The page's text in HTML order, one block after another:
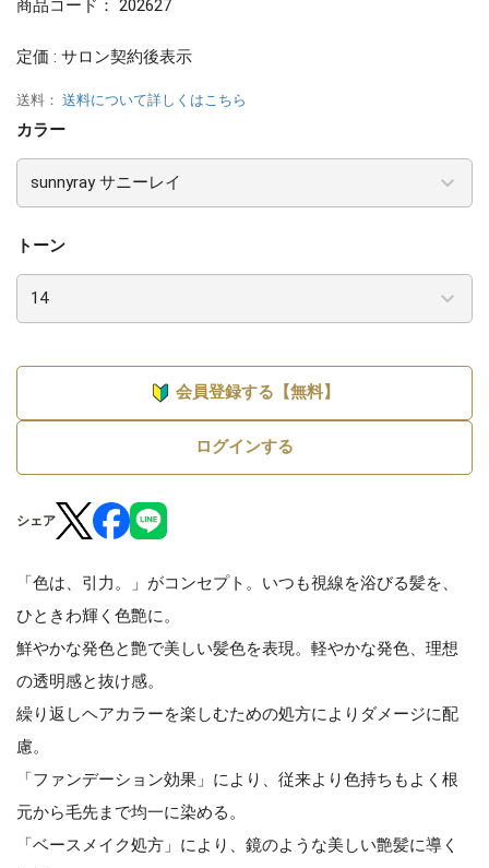
商品コード： 202627
定価 : サロン契約後表示
送料： 送料について詳しくはこちら
カラー
トーン
会員登録する【無料】
ログインする
シェア
「色は、引力。」がコンセプト。いつも視線を浴びる髪を、
ひときわ輝く色艶に。
鮮やかな発色と艶で美しい髪色を表現。軽やかな発色、理想
の透明感と抜け感。
繰り返しヘアカラーを楽しむための処方によりダメージに配
慮。
「ファンデーション効果」により、従来より色持ちもよく根
元から毛先まで均一に染める。
「ベースメイク処方」により、鏡のような美しい艶髪に導く